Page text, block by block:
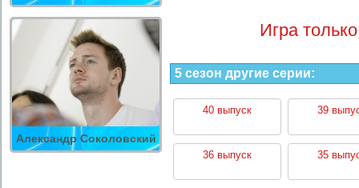
Александр Соколовский
Игра
5 сезон другие серии:
40 выпуск 39
36 выпуск 35